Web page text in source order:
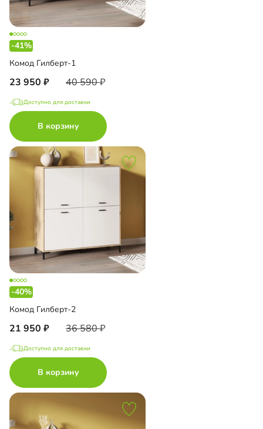
-41%
Комод Гилберт-1
23 950 40 590
Доступно для доставки
В корзину
-40%
Комод Гилберт-2
21 950 36 580
Доступно для доставки
В корзину